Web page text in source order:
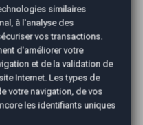
RDV à L'île de la
Paul Bentolila
– Boîte de vitesse –
- Direction -
d'alimentation -
similaires
à l'analyse des
vos transactions.
d'améliorer votre
et de la validation de
Internet. Les types de
votre navigation, de vos
les identifiants uniques